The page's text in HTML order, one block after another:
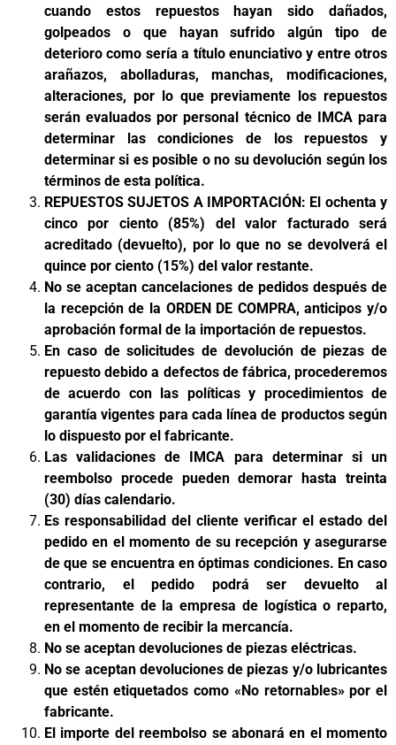
cuando estos repuestos hayan sido dañados,
golpeados o que hayan sufrido algún tipo de
deterioro como sería a título enunciativo y entre otros
arañazos, abolladuras, manchas, modificaciones,
alteraciones, por lo que previamente los repuestos
serán evaluados por personal técnico de IMCA para
determinar las condiciones de los repuestos y
determinar si es posible o no su devolución según los
términos de esta política.
REPUESTOS SUJETOS A IMPORTACIÓN: El ochenta y
cinco por ciento (85%) del valor facturado será
acreditado (devuelto), por lo que no se devolverá el
quince por ciento (15%) del valor restante.
No se aceptan cancelaciones de pedidos después de
la recepción de la ORDEN DE COMPRA, anticipos y/o
aprobación formal de la importación de repuestos.
En caso de solicitudes de devolución de piezas de
repuesto debido a defectos de fábrica, procederemos
de acuerdo con las políticas y procedimientos de
garantía vigentes para cada línea de productos según
lo dispuesto por el fabricante.
Las validaciones de IMCA para determinar si un
reembolso procede pueden demorar hasta treinta
(30) días calendario.
Es responsabilidad del cliente verificar el estado del
pedido en el momento de su recepción y asegurarse
de que se encuentra en óptimas condiciones. En caso
contrario, el pedido podrá ser devuelto al
representante de la empresa de logística o reparto,
en el momento de recibir la mercancía.
No se aceptan devoluciones de piezas eléctricas.
No se aceptan devoluciones de piezas y/o lubricantes
que estén etiquetados como «No retornables» por el
fabricante.
El importe del reembolso se abonará en el momento